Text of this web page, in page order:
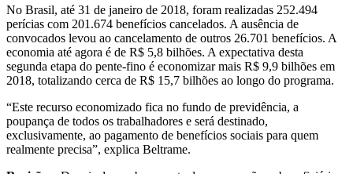
No Brasil, até 31 de janeiro de 2018, foram realizadas 252.494
perícias com 201.674 benefícios cancelados. A ausência de
convocados levou ao cancelamento de outros 26.701 benefícios. A
economia até agora é de R$ 5,8 bilhões. A expectativa desta
segunda etapa do pente-fino é economizar mais R$ 9,9 bilhões em
2018, totalizando cerca de R$ 15,7 bilhões ao longo do programa.
“Este recurso economizado fica no fundo de previdência, a
poupança de todos os trabalhadores e será destinado,
exclusivamente, ao pagamento de benefícios sociais para quem
realmente precisa”, explica Beltrame.